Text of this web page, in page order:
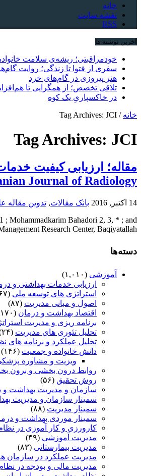
خانه
نقشه سایت
RSS
آخرین نوشته ها
خودمراقبتی؛ ریشه‌ی سلامت
سفری از فتوا تا زندگی؛ روایت
هنر پیروزی در گام‌های خرد
تلاقی تخصص؛ از همگرایی تا
در خاکسپاریِ یک کوه
خانه /
Tag Archives: JCI
Tag Archives: JCI
Journal of Radiology
14 اکتبر, 2016 بانک مقالات, تدوین مقاله
; Mohammadkarim Bahadori 2, 3, * ; and
Research Center, Baqiyatallah ...
دسته‌ها
آموزشی (۱,۰۱۰)
ارزیابی خدمات بهداشتی و
استراتژی های توسعه ملی (۶۷)
اصول و مبانی مدیریت (۸۷)
اقتصاد بهداشت و درمان (۱۷۰)
برنامه ریزی و مدیریت
تحلیل تئوری های مدیریت (۲۴)
تحلیل عملکرد و برنامه های
دانش خانواده و جمعیت (۱۴۶)
ویزیت و مشاوره
روابط درون بخشی و برون
روش تحقیق (۵۶)
سازمان و مدیریت بهداشت و
سمینار سازمان و مدیریت
سمینار مدیریت (۸۸)
سمینار موردی بهداشت و
کارورزی و کار آموزی در
مدیریت آموزشی (۴۹)
مدیریت بیمارستانی (۸۳)
مدیریت عملکرد در سازمان
مدیریت مالی و بودجه در